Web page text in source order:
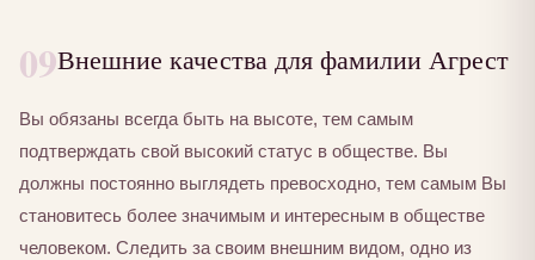
09Внешние качества для фамилии Агрест
Вы обязаны всегда быть на высоте, тем самым
подтверждать свой высокий статус в обществе. Вы
должны постоянно выглядеть превосходно, тем самым Вы
становитесь более значимым и интересным в обществе
человеком. Следить за своим внешним видом, одно из